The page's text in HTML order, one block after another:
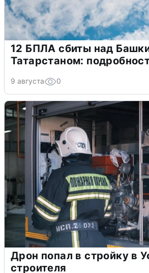
12 БПЛА сбиты над
Татарстаном:
9 августа 0
Дрон попал в стройку в
строителя